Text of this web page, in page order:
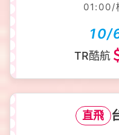
01:00/
10/
TR酷航
直飛